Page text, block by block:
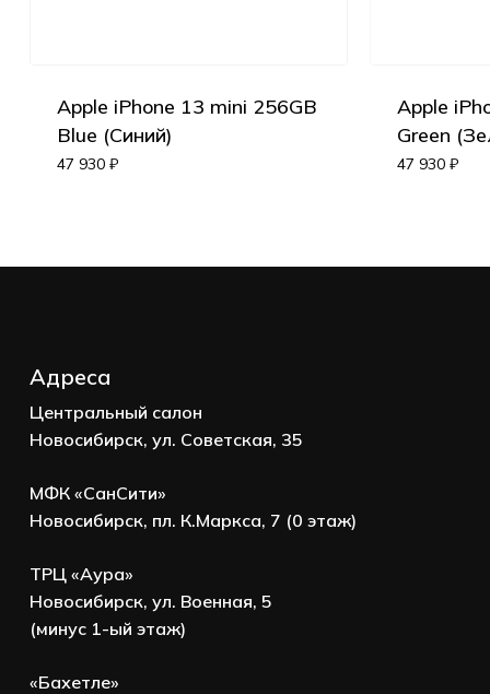
Apple iPhone 13 mini 256GB
Blue (Синий)
47 930 ₽
Apple
Green
47 930 ₽
Адреса
Центральный салон
Новосибирск, ул. Советская, 35
МФК «СанСити»
Новосибирск, пл. К.Маркса, 7 (0 этаж)
ТРЦ «Аура»
Новосибирск, ул. Военная, 5
(минус 1-ый этаж)
«Бахетле»